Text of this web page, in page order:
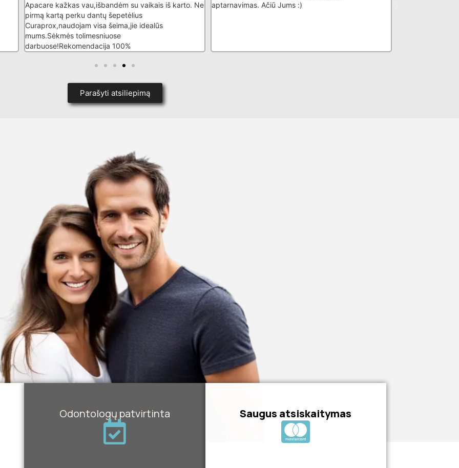
Apacare kažkas vau,išbandėm su vaikais iš karto. Ne
pirmą kartą perku dantų šepetėlius
Curaprox,naudojam visa šeima,jie idealūs
mums.Sėkmės tolimesniuose
darbuose!Rekomendacija 100%
aptarnavimas. Ačiū Jums :)
Parašyti atsiliepimą
Odontologų patvirtinta Saugus atsiskaitymas